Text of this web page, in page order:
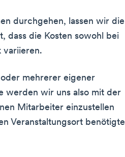
durchgehen, lassen wir die
dass die Kosten sowohl bei
variieren.
mehrerer eigener
werden wir uns also mit der
Mitarbeiter einzustellen
Veranstaltungsort benötigte